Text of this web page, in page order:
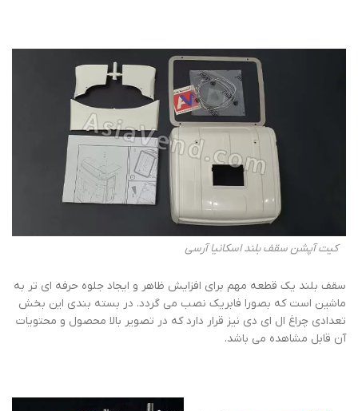
کیت آپشن سقف بلند اسکانیا آرسی
سقف بلند یک قطعه مهم برای افزایش ظاهر و ایجاد جلوه حرفه ای تر به
ماشین است که بصورا فابریک نصب می گردد. در بسته بندی این بخش
تعدادی چراغ ال ای دی نیز قرار دارد که در تصویر بالا محصول و محتویات
آن قابل مشاهده می باشد.